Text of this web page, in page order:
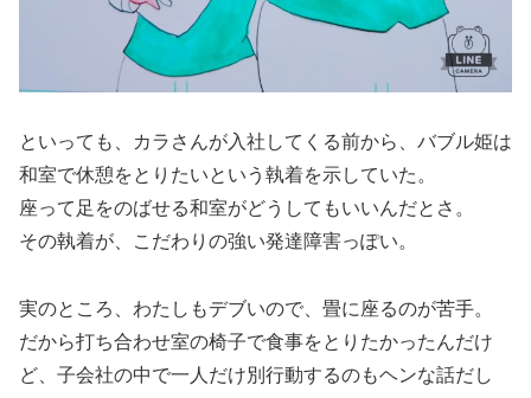
といっても、カラさんが入社してくる前から、バブル姫は
和室で休憩をとりたいという執着を示していた。
座って足をのばせる和室がどうしてもいいんだとさ。
その執着が、こだわりの強い発達障害っぽい。
実のところ、わたしもデブいので、畳に座るのが苦手。
だから打ち合わせ室の椅子で食事をとりたかったんだけ
ど、子会社の中で一人だけ別行動するのもヘンな話だし